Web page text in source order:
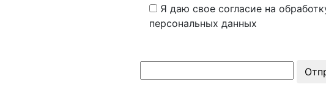
Я даю свое согласие на
персональных данных